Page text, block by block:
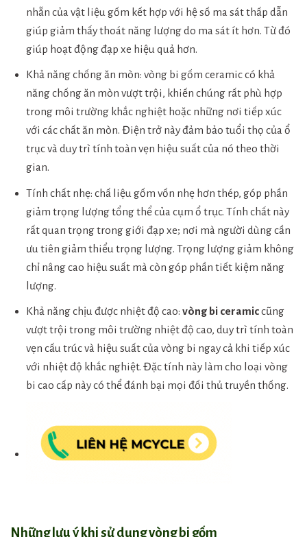
nhẵn của vật liệu gốm kết hợp với hệ số ma sát thấp dẫn
giúp giảm thấy thoát năng lượng do ma sát ít hơn. Từ đó
giúp hoạt động đạp xe hiệu quả hơn.
Khả năng chống ăn mòn: vòng bi gốm ceramic có khả
năng chống ăn mòn vượt trội, khiến chúng rất phù hợp
trong môi trường khắc nghiệt hoặc những nơi tiếp xúc
với các chất ăn mòn. Điện trở này đảm bảo tuổi thọ của ổ
trục và duy trì tính toàn vẹn hiệu suất của nó theo thời
gian.
Tính chất nhẹ: chấ liệu gốm vốn nhẹ hơn thép, góp phần
giảm trọng lượng tổng thể của cụm ổ trục. Tính chất này
rất quan trọng trong giới đạp xe; nơi mà người dùng cần
ưu tiên giảm thiểu trọng lượng. Trọng lượng giảm không
chỉ nâng cao hiệu suất mà còn góp phần tiết kiệm năng
lượng.
Khả năng chịu được nhiệt độ cao: vòng bi ceramiccũng
vượt trội trong môi trường nhiệt độ cao, duy trì tính toàn
vẹn cấu trúc và hiệu suất của vòng bi ngay cả khi tiếp xúc
với nhiệt độ khắc nghiệt. Đặc tính này làm cho loại vòng
bi cao cấp này có thể đánh bại mọi đối thủ truyền thống.
Những lưu ý khi sử dụng vòng bi gốm